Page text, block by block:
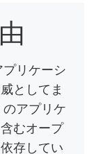
リケーシ
としてま
アプリケ
むオープ
存してい